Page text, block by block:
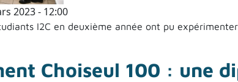
2023 - 12:00
I2C en deuxième année ont pu
Fresque du plastique : l'ENSIC poursuit son
Choiseul 100 : une